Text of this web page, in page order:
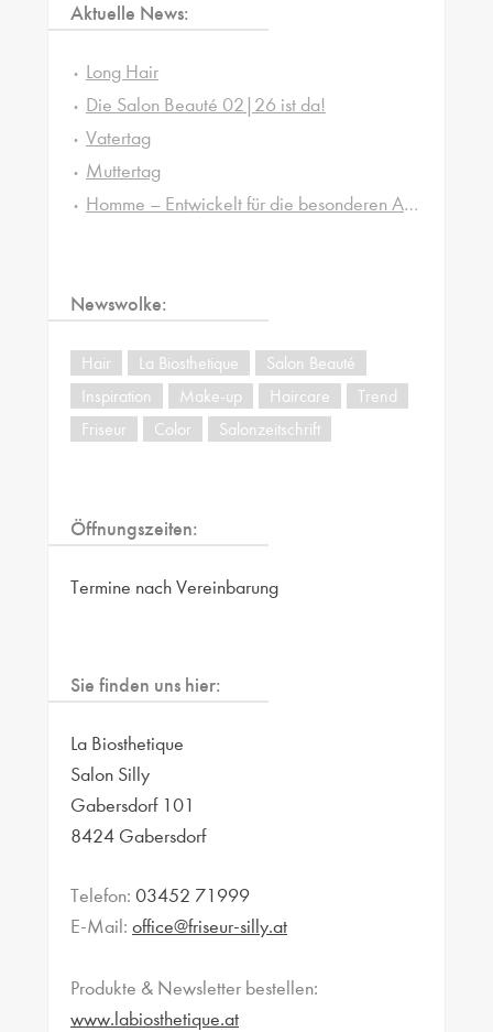
Aktuelle News:
Long Hair
Die Salon Beauté 02|26 ist da!
Vatertag
Muttertag
Homme – Entwickelt für die besonderen Ansprüche von Männerhaut und -haar
Newswolke:
Hair La Biosthetique
Salon Beauté
Inspiration
Make-up Haircare
Trend
Friseur
Color Salonzeitschrift
Öffnungszeiten:
Termine nach Vereinbarung
Sie finden uns hier:
La Biosthetique
Salon Silly
Gabersdorf 101
8424 Gabersdorf
Telefon: 03452 71999
E-Mail: office@friseur-silly.at
Produkte & Newsletter bestellen:
www.labiosthetique.at